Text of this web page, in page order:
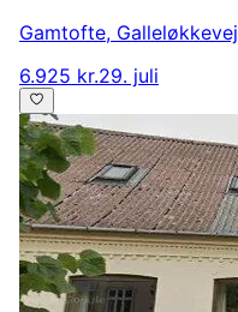
Gamtofte, Galleløkkevej
6.925 kr.29. juli